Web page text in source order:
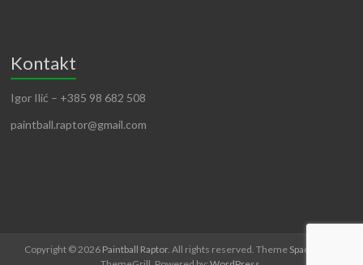
Kontakt
Igor Ilić – +385 98 682 508
paintball.raptor@gmail.com
Copyright © 2026 Paintball Raptor. All rights reserved. Theme Spacious